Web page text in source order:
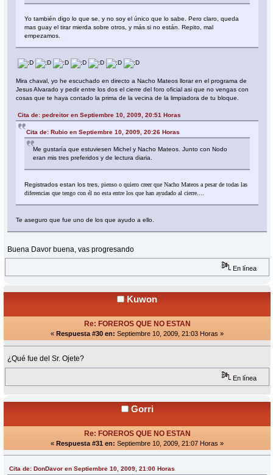
Yo también digo lo que se, y no soy el único que lo sabe. Pero claro, queda
mas guay el tirar mierda sobre otros, y más si no están. Repito, mal
empezamos.
Mira chaval, yo he escuchado en directo a Nacho Mateos llorar en el programa de
Jesus Alvarado y pedir entre los dos el cierre del foro oficial asi que no vengas con
cosas que te haya contado la prima de la vecina de la limpiadora de tu bloque.
Cita de: pedreitor en Septiembre 10, 2009, 20:51 Horas
Cita de: Rubio en Septiembre 10, 2009, 20:26 Horas
Me gustaría que estuviesen Michel y Nacho Mateos. Junto con Nodo
eran mis tres preferidos y de lectura diaria.
Registrados estan los tres,pienso o quiero creer que Nacho Mateos a pesar de todas las
diferencias que tengo con él no esta entre los que han ayudado al cierre....
Te aseguro que fue uno de los que ayudo a ello.
Buena Davor buena, vas progresando
En línea
Kuwon
Re: FOREROS QUE NO ESTAN
« Respuesta #30 en: Septiembre 10, 2009, 21:03 Horas »
¿Qué fue del Sr. Ojete?
En línea
Gorri
Re: FOREROS QUE NO ESTAN
« Respuesta #31 en: Septiembre 10, 2009, 21:07 Horas »
Cita de: DonDavor en Septiembre 10, 2009, 21:00 Horas